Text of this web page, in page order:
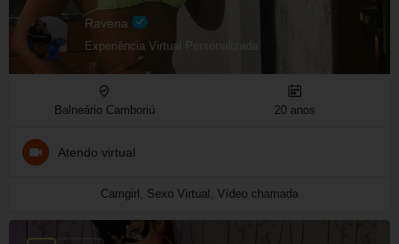
Ravena
Experiência Virtual Personalizada
Balneário Camboriú 20 anos
Atendo virtual
Camgirl, Sexo Virtual, Vídeo chamada